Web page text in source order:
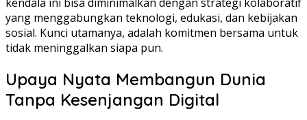
yang menggabungkan teknologi, edukasi, dan kebijakan
sosial. Kunci utamanya, adalah komitmen bersama untuk
tidak meninggalkan siapa pun.
Upaya Nyata Membangun Dunia
Tanpa Kesenjangan Digital